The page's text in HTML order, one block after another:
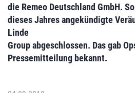
die Remeo Deutschland GmbH.
dieses Jahres angekündigte
Linde
Group abgeschlossen. Das gab
Pressemitteilung bekannt.